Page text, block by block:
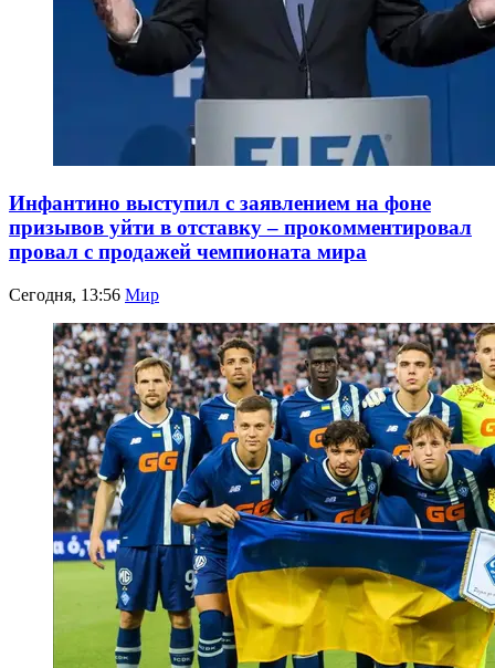
Инфантино выступил с заявлением на фоне
призывов уйти в отставку – прокомментировал
провал с продажей чемпионата мира
Сегодня, 13:56 Мир